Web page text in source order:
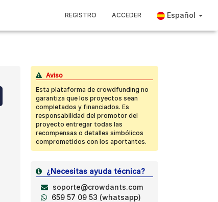
REGISTRO ACCEDER Español
Aviso
Esta plataforma de crowdfunding no
garantiza que los proyectos sean
completados y financiados. Es
responsabilidad del promotor del
proyecto entregar todas las
recompensas o detalles simbólicos
comprometidos con los aportantes.
¿Necesitas ayuda técnica?
soporte@crowdants.com
659 57 09 53 (whatsapp)